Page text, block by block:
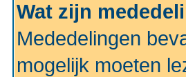
Wat zijn
Mededelingen
mogelijk moeten